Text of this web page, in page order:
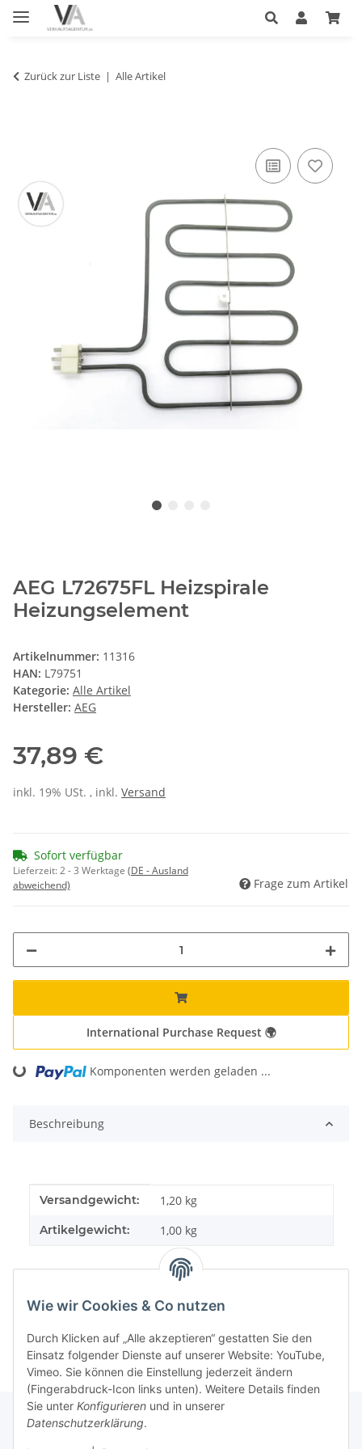
Wie wir Cookies & Co nutzen
Durch Klicken auf „Alle akzeptieren“ gestatten Sie den
Einsatz folgender Dienste auf unserer Website: YouTube,
Vimeo. Sie können die Einstellung jederzeit ändern
(Fingerabdruck-Icon links unten). Weitere Details finden
Sie unter Konfigurieren und in unserer
Datenschutzerklärung.
Zurück zur Liste Alle Artikel
AEG L72675FL Heizspirale
Heizungselement
Artikelnummer: 11316
HAN: L79751
Kategorie: Alle Artikel
Hersteller: AEG
37,89 €
inkl. 19% USt. , inkl. Versand
Sofort verfügbar
Lieferzeit:2 - 3 Werktage (DE - Ausland
abweichend)
Frage zum Artikel
International Purchase Request 🌍
Loading... Komponenten werden geladen ...
Beschreibung
Produkteigenschaft
Wert
Versandgewicht: 1,20 kg
Artikelgewicht: 1,00 kg